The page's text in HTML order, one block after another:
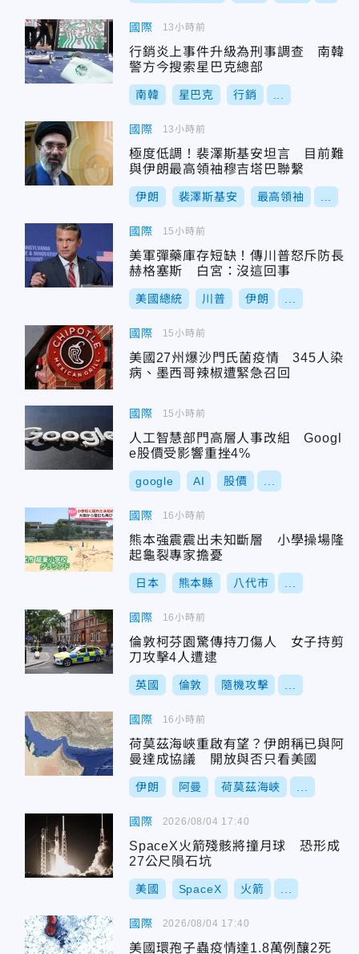
國際
行銷炎上事件升級為刑事調查 南韓
警方今搜索星巴克總部
南韓 星巴克 行銷
13小時前
國際
極度低調！裴澤斯基安坦言 目前難
與伊朗最高領袖穆吉塔巴聯繫
伊朗 裴澤斯基安 最高領袖
13小時前
國際
美軍彈藥庫存短缺！傳川普怒斥防長
赫格塞斯 白宮：沒這回事
美國總統 川普 伊朗
15小時前
國際
美國27州爆沙門氏菌疫情 345人染
病、墨西哥辣椒遭緊急召回
15小時前
國際
人工智慧部門高層人事改組 Googl
e股價受影響重挫4%
google AI 股價
15小時前
國際
熊本強震震出未知斷層 小學操場隆
起龜裂專家擔憂
日本 熊本縣 八代市
16小時前
國際
倫敦柯芬園驚傳持刀傷人 女子持剪
刀攻擊4人遭逮
英國 倫敦 隨機攻擊
16小時前
國際
荷莫茲海峽重啟有望？伊朗稱已與阿
曼達成協議 開放與否只看美國
伊朗 阿曼 荷莫茲海峽
16小時前
國際
SpaceX火箭殘骸將撞月球 恐形成
27公尺隕石坑
美國 SpaceX 火箭
2026/08/04 17:40
國際
美國環孢子蟲疫情達1.8萬例釀2死
2026/08/04 17:40